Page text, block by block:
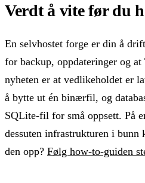
Verdt å vite før du
En selvhostet forge er din å
for backup, oppdateringer og
nyheten er at vedlikeholdet er
å bytte ut én binærfil, og
SQLite-fil for små oppsett. På
dessuten infrastrukturen i
den opp? Følg how-to-guiden